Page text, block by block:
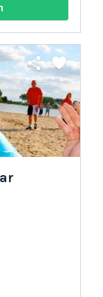
share favorite